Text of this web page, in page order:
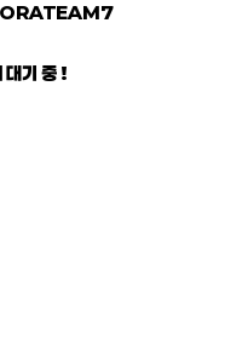
BORATEAM7
대기 중 !